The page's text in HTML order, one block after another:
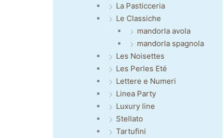
La Pasticceria
Le Classiche
mandorla avola
mandorla spagnola
Les Noisettes
Les Perles Eté
Lettere e Numeri
Linea Party
Luxury line
Stellato
Tartufini